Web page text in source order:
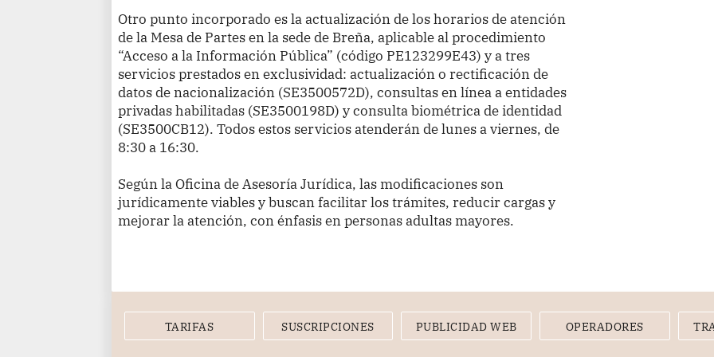
Otro punto incorporado es la actualización de los horarios de atención
de la Mesa de Partes en la sede de Breña, aplicable al procedimiento
“Acceso a la Información Pública” (código PE123299E43) y a tres
servicios prestados en exclusividad: actualización o rectificación de
datos de nacionalización (SE3500572D), consultas en línea a entidades
privadas habilitadas (SE3500198D) y consulta biométrica de identidad
(SE3500CB12). Todos estos servicios atenderán de lunes a viernes, de
8:30 a 16:30.
Según la Oficina de Asesoría Jurídica, las modificaciones son
jurídicamente viables y buscan facilitar los trámites, reducir cargas y
mejorar la atención, con énfasis en personas adultas mayores.
TARIFAS SUSCRIPCIONES PUBLICIDAD WEB OPERADORES